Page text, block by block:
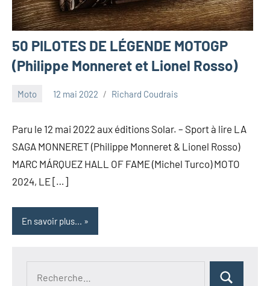
50 PILOTES DE LÉGENDE MOTOGP
(Philippe Monneret et Lionel Rosso)
Moto 12 mai 2022 Richard Coudrais
Paru le 12 mai 2022 aux éditions Solar. – Sport à lire LA
SAGA MONNERET (Philippe Monneret & Lionel Rosso)
MARC MÁRQUEZ HALL OF FAME (Michel Turco) MOTO
2024, LE […]
En savoir plus...